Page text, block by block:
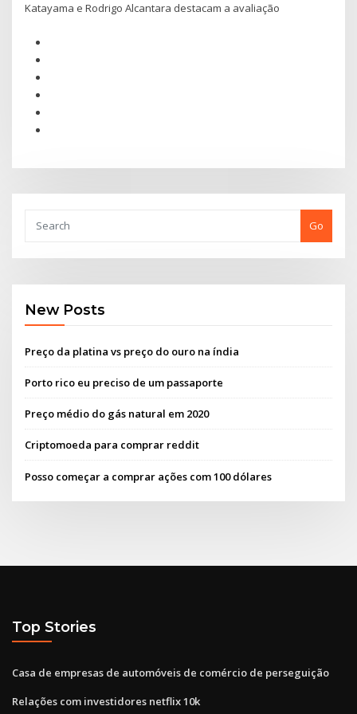
Katayama e Rodrigo Alcantara destacam a avaliação
Go
New Posts
Preço da platina vs preço do ouro na índia
Porto rico eu preciso de um passaporte
Preço médio do gás natural em 2020
Criptomoeda para comprar reddit
Posso começar a comprar ações com 100 dólares
Top Stories
Casa de empresas de automóveis de comércio de perseguição
Relações com investidores netflix 10k